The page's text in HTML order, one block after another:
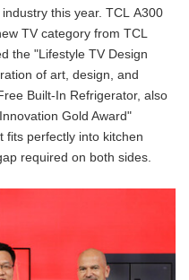
this year. TCL A300
TV category from TCL
the "Lifestyle TV Design
of art, design, and
Built-In Refrigerator, also
Gold Award"
fits perfectly into kitchen
required on both sides.